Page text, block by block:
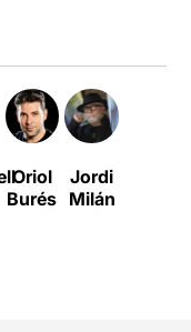
Oriol
Burés
Jordi
Milán